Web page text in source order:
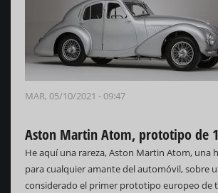
MAR, 05/10/2021 - 09:47
Aston Martin Atom, prototipo de
He aquí una rareza, Aston Martin Atom, una
para cualquier amante del automóvil, sobre
considerado el primer prototipo europeo de